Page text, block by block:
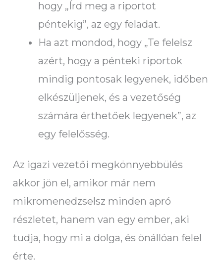
hogy „Írd meg a riportot
péntekig”, az egy feladat.
Ha azt mondod, hogy „Te felelsz
azért, hogy a pénteki riportok
mindig pontosak legyenek, időben
elkészüljenek, és a vezetőség
számára érthetőek legyenek”, az
egy felelősség.
Az igazi vezetői megkönnyebbülés
akkor jön el, amikor már nem
mikromenedzselsz minden apró
részletet, hanem van egy ember, aki
tudja, hogy mi a dolga, és önállóan felel
érte.